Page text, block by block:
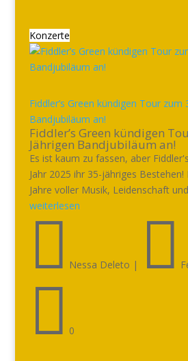
Konzerte
Fiddler’s Green kündigen Tour zum
Bandjubiläum an!
Fiddler’s Green kündigen
Jährigen Bandjubiläum an!
Es ist kaum zu fassen, aber
Jahr 2025 ihr 35-jähriges
Jahre voller Musik, Leidenschaft
weiterlesen
 Nessa Deleto | 
 0